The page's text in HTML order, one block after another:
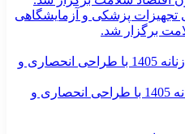
پزشکی و آزمایشگاهی
برگزار شد.
جدیدترین مدل‌های کیف زنانه 1405 با طراحی انحصاری و